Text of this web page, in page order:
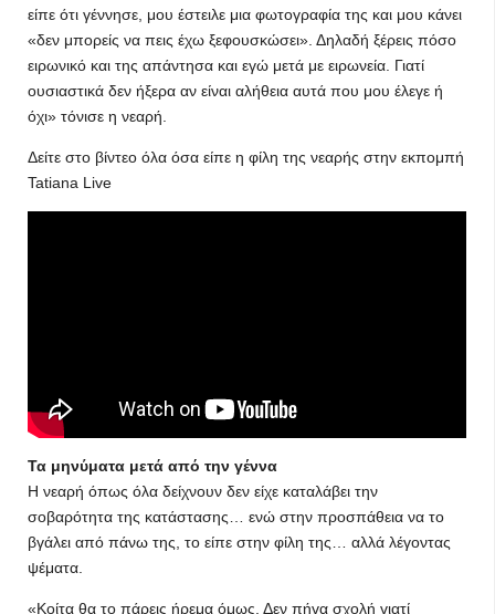
είπε ότι γέννησε, μου έστειλε μια φωτογραφία της και μου κάνει
«δεν μπορείς να πεις έχω ξεφουσκώσει». Δηλαδή ξέρεις πόσο
ειρωνικό και της απάντησα και εγώ μετά με ειρωνεία. Γιατί
ουσιαστικά δεν ήξερα αν είναι αλήθεια αυτά που μου έλεγε ή
όχι» τόνισε η νεαρή.
Δείτε στο βίντεο όλα όσα είπε η φίλη της νεαρής στην εκπομπή
Tatiana Live
Τα μηνύματα μετά από την γέννα
Η νεαρή όπως όλα δείχνουν δεν είχε καταλάβει την
σοβαρότητα της κατάστασης… ενώ στην προσπάθεια να το
βγάλει από πάνω της, το είπε στην φίλη της… αλλά λέγοντας
ψέματα.
«Κοίτα θα το πάρεις ήρεμα όμως. Δεν πήγα σχολή γιατί